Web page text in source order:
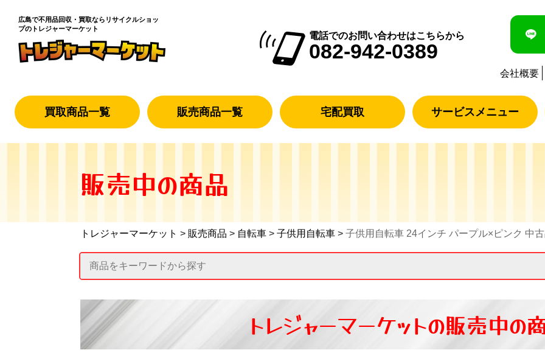
広島で不用品回収・買取なら リサイクルショッ
プのトレジャーマーケット
電話でのお問い合わせはこちらから
082-942-0389
会社概要
買取商品一覧 販売商品一覧 宅配買取 サービスメニュー
販売中の商品
トレジャーマーケット > 販売商品 > 自転車 > 子供用自転車 > 子供用自転車 24インチ パープル×ピンク 中
トレジャーマーケットの販売中の